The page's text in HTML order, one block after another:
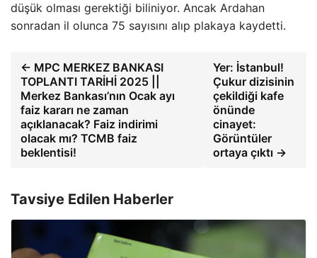
düşük olması gerektiği biliniyor. Ancak Ardahan
sonradan il olunca 75 sayısını alıp plakaya kaydetti.
← MPC MERKEZ BANKASI
TOPLANTI TARİHİ 2025 ||
Merkez Bankası’nın Ocak ayı
faiz kararı ne zaman
açıklanacak? Faiz indirimi
olacak mı? TCMB faiz
beklentisi!
Yer: İstanbul!
Çukur dizisinin
çekildiği kafe
önünde
cinayet:
Görüntüler
ortaya çıktı →
Tavsiye Edilen Haberler